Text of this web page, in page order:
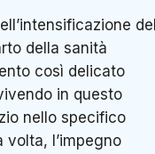
della sanità
così delicato
in questo
nello specifico
l’impegno